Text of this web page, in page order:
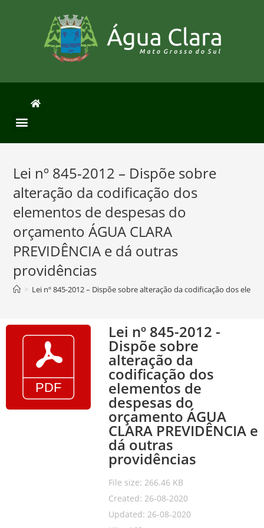
Lei nº 845-2012 – Dispõe sobre
alteração da codificação dos
elementos de despesas do
orçamento ÁGUA CLARA
PREVIDÊNCIA e dá outras
providências
> Lei nº 845-2012 – Dispõe sobre alteração da codificação dos
Lei nº 845-2012 -
Dispõe sobre
alteração da
codificação dos
elementos de
despesas do
orçamento ÁGUA
CLARA PREVIDÊNCIA e
dá outras
providências
File size: 266.46 KB
Created: 26-08-2020
Updated: 26-08-2020